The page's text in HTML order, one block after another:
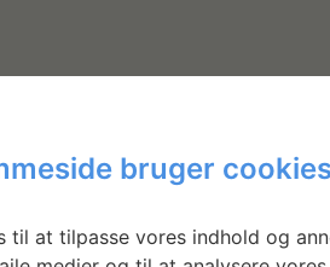
bruger cookies
til at tilpasse vores indhold og